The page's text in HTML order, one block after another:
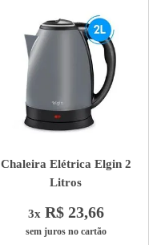
Chaleira Elétrica Elgin 2
Litros
3x R$ 23,66
sem juros no cartão